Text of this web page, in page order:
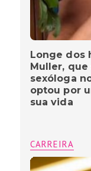
Longe dos
Muller,
sexóloga
optou por
sua vida
CARREIRA